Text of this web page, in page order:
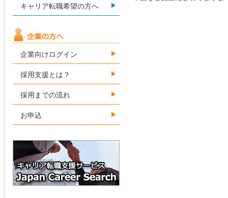
キャリア転職希望の方へ
企業向けログイン
採用支援とは？
採用までの流れ
お申込